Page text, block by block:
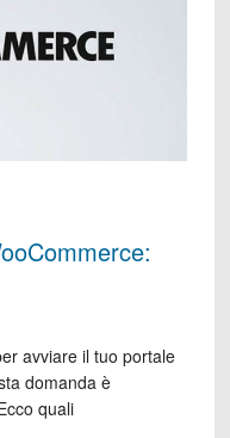
avviare il tuo portale
domanda è
quali